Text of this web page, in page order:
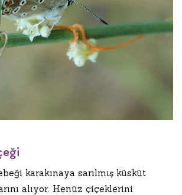
karakınaya sarılmış küsküt
alıyor. Henüz çiçeklerini